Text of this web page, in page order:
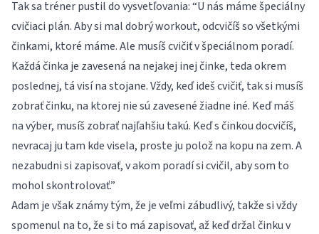
Tak sa tréner pustil do vysvetľovania: “U nás máme špeciálny
cvičiaci plán. Aby si mal dobrý workout, odcvičíš so všetkými
činkami, ktoré máme. Ale musíš cvičiť v špeciálnom poradí.
Každá činka je zavesená na nejakej inej činke, teda okrem
poslednej, tá visí na stojane. Vždy, keď ideš cvičiť, tak si musíš
zobrať činku, na ktorej nie sú zavesené žiadne iné. Keď máš
na výber, musíš zobrať najľahšiu takú. Keď s činkou docvičíš,
nevracaj ju tam kde visela, proste ju polož na kopu na zem. A
nezabudni si zapisovať, v akom poradí si cvičil, aby som to
mohol skontrolovať.”
Adam je však známy tým, že je veľmi zábudlivý, takže si vždy
spomenul na to, že si to má zapisovať, až keď držal činku v